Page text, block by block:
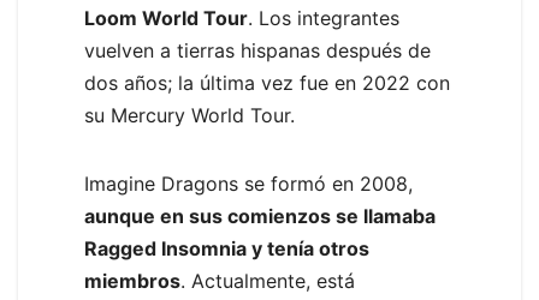
Loom World Tour. Los integrantes
vuelven a tierras hispanas después de
dos años; la última vez fue en 2022 con
su Mercury World Tour.
Imagine Dragons se formó en 2008,
aunque en sus comienzos se llamaba
Ragged Insomnia y tenía otros
miembros. Actualmente, está